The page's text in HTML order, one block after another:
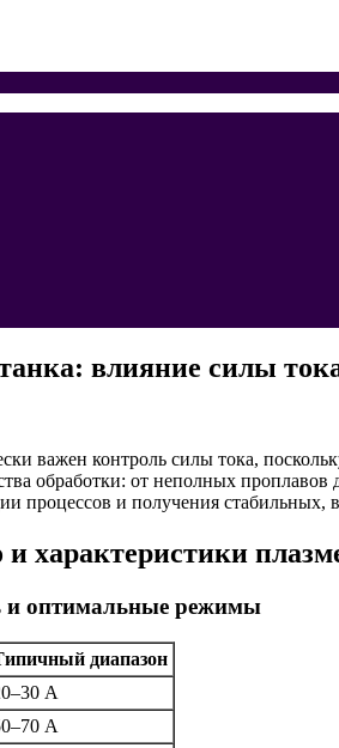
влияние силы
важен контроль силы тока,
обработки: от неполных
процессов и получения стабильных,
характеристики
и оптимальные режимы
диапазон
А
А